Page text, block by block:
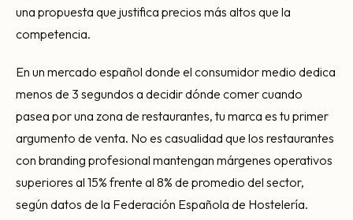
una propuesta que justifica precios más altos que la
competencia.
En un mercado español donde el consumidor medio dedica
menos de 3 segundos a decidir dónde comer cuando
pasea por una zona de restaurantes, tu marca es tu primer
argumento de venta. No es casualidad que los restaurantes
con branding profesional mantengan márgenes operativos
superiores al 15% frente al 8% de promedio del sector,
según datos de la Federación Española de Hostelería.